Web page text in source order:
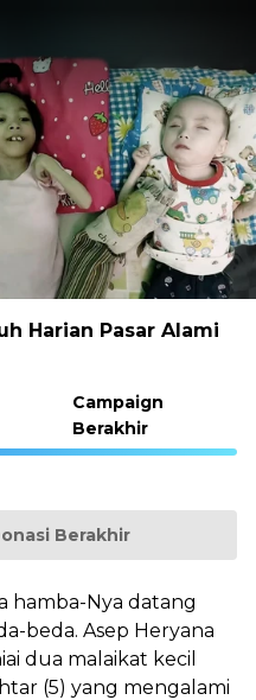
Harian Pasar Alami
Campaign
Berakhir
Berakhir
hamba-Nya datang
beda. Asep Heryana
dua malaikat kecil
(5) yang mengalami